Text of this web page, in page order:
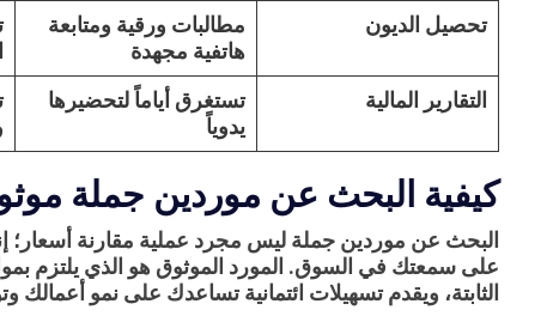
تحصيل الديون
مطالبات ورقية ومتابعة
هاتفية مجهدة
التقارير المالية
تستغرق أياماً لتحضيرها
يدوياً
كيفية البحث عن موردين جملة
البحث عن موردين جملة ليس مجرد عملية مقارنة أسعار؛
على سمعتك في السوق. المورد الموثوق هو الذي يلتزم
الثابتة، ويقدم تسهيلات ائتمانية تساعدك على نمو أعمالك